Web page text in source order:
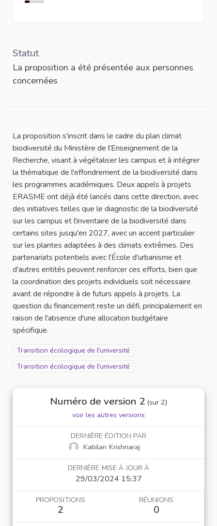
Statut
La proposition a été présentée aux personnes
concernées
La proposition s'inscrit dans le cadre du plan climat
biodiversité du Ministère de l'Enseignement de la
Recherche, visant à végétaliser les campus et à intégrer
la thématique de l'effondrement de la biodiversité dans
les programmes académiques. Deux appels à projets
ERASME ont déjà été lancés dans cette direction, avec
des initiatives telles que le diagnostic de la biodiversité
sur les campus et l'inventaire de la biodiversité dans
certains sites jusqu'en 2027, avec un accent particulier
sur les plantes adaptées à des climats extrêmes. Des
partenariats potentiels avec l'École d'urbanisme et
d'autres entités peuvent renforcer ces efforts, bien que
la coordination des projets individuels soit nécessaire
avant de répondre à de futurs appels à projets. La
question du financement reste un défi, principalement en
raison de l'absence d'une allocation budgétaire
spécifique.
Filtrer les résultats de la catégorie : Transition écologique de
Transition écologique de l'université
Filtrer les résultats pour le secteur : Transition écologique de
Transition écologique de l'université
Numéro de version 2 (sur 2)
voir les autres versions
DERNIÈRE ÉDITION PAR
Kabilan Krishnaraj
DERNIÈRE MISE À JOUR À
29/03/2024 15:37
PROPOSITIONS
2
RÉUNIONS
0